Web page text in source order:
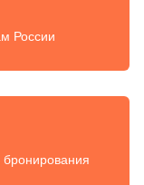
России